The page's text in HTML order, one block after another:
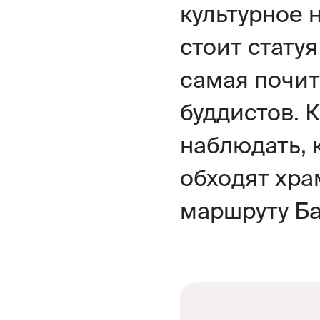
культурное
стоит
самая
буддистов.
наблюдать,
обходят
маршруту